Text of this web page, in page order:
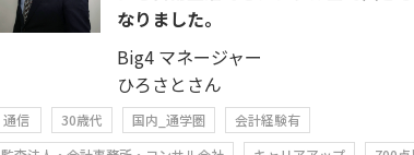
なりました。
Big4 マネージャー
ひろさとさん
通信 30歳代 国内_通学圏
会計経験有